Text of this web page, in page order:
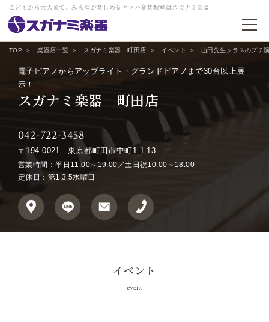
こどもから大人まで、みんなが楽しめるヤマハ音楽教室はスガナミ楽器
TOP 楽器店一覧 スガナミ楽器 町田店 イベント 山田先生クラスのプチ
電子ピアノからアップライト・グランドピアノまで30台以上展
示！
スガナミ楽器 町田店
042-722-3458
〒194-0021東京都町田市中町1-1-13
営業時間：平日11:00～19:00／土日祝10:00～18:00
定休日：第1,3,5水曜日
イベント
event